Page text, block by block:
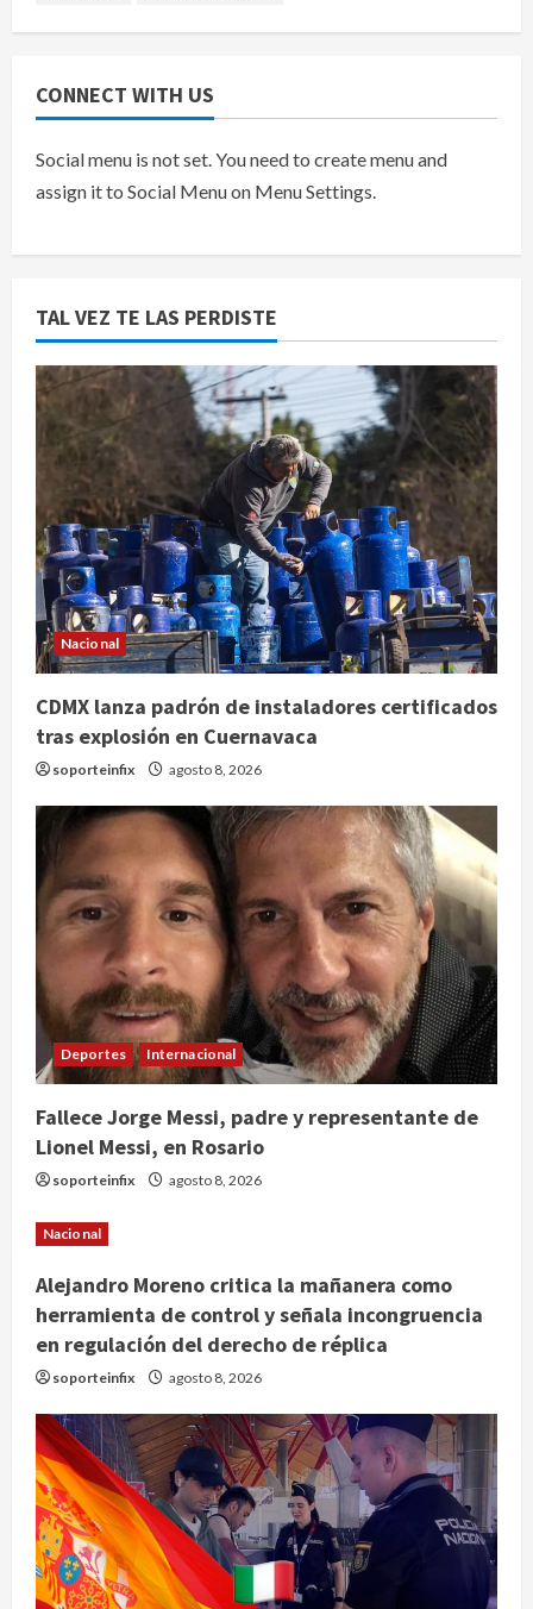
CONNECT WITH US
Social menu is not set. You need to create menu and
assign it to Social Menu on Menu Settings.
TAL VEZ TE LAS PERDISTE
Nacional
CDMX lanza padrón de instaladores certificados
tras explosión en Cuernavaca
soporteinfix agosto 8, 2026
Deportes Internacional
Fallece Jorge Messi, padre y representante de
Lionel Messi, en Rosario
soporteinfix agosto 8, 2026
Nacional
Alejandro Moreno critica la mañanera como
herramienta de control y señala incongruencia
en regulación del derecho de réplica
soporteinfix agosto 8, 2026